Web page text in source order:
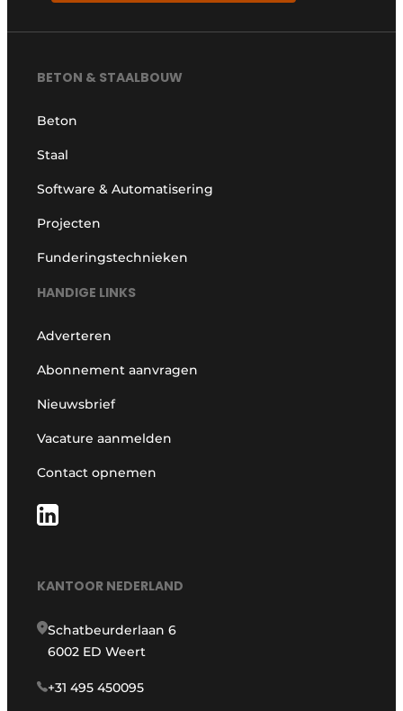
BETON & STAALBOUW
Beton
Staal
Software & Automatisering
Projecten
Funderingstechnieken
HANDIGE LINKS
Adverteren
Abonnement aanvragen
Nieuwsbrief
Vacature aanmelden
Contact opnemen
KANTOOR NEDERLAND
Schatbeurderlaan 6
6002 ED Weert
+31 495 450095